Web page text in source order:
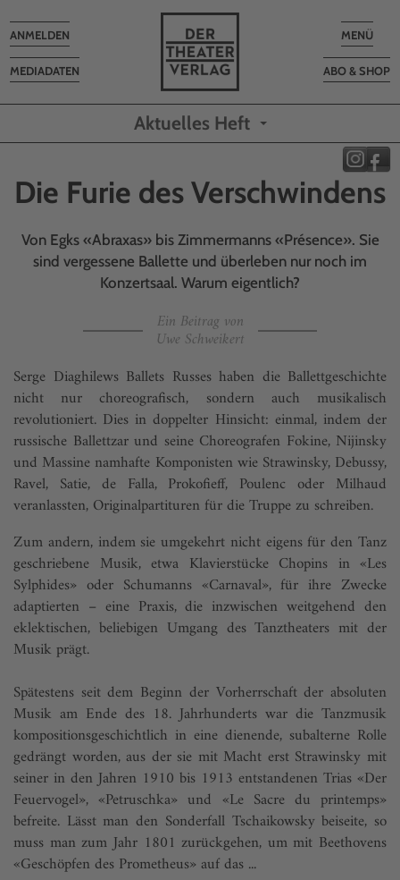
Toggle
MENÜ
ABO & SHOP
MEDIADATEN
Toggle
navigation
ANMELDEN
Aktuelles Heft
Die Furie des Verschwindens
Von Egks «Abraxas» bis Zimmermanns «Présence». Sie
sind vergessene Ballette und überleben nur noch im
Konzertsaal. Warum eigentlich?
Ein Beitrag von
Uwe Schweikert
Serge Diaghilews Ballets Russes haben die Ballettgeschichte
nicht nur choreografisch, sondern auch musikalisch
revolutioniert. Dies in doppelter Hinsicht: einmal, indem der
russische Ballettzar und seine Choreografen Fokine, Nijinsky
und Massine namhafte Komponisten wie Strawinsky, Debussy,
Ravel, Satie, de Falla, Prokofieff, Poulenc oder Milhaud
veranlassten, Originalpartituren für die Truppe zu schreiben.
Zum andern, indem sie umgekehrt nicht eigens für den Tanz
geschriebene Musik, etwa Klavierstücke Chopins in «Les
Sylphides» oder Schumanns «Carnaval», für ihre Zwecke
adaptierten – eine Praxis, die inzwischen weitgehend den
eklektischen, beliebigen Umgang des Tanztheaters mit der
Musik prägt.
Spätestens seit dem Beginn der Vorherrschaft der absoluten
Musik am Ende des 18. Jahrhunderts war die Tanzmusik
kompositionsgeschichtlich in eine dienende, subalterne Rolle
gedrängt worden, aus der sie mit Macht erst Strawinsky mit
seiner in den Jahren 1910 bis 1913 entstandenen Trias «Der
Feuervogel», «Petruschka» und «Le Sacre du printemps»
befreite. Lässt man den Sonderfall Tschaikowsky beiseite, so
muss man zum Jahr 1801 zurückgehen, um mit Beethovens
«Geschöpfen des Prometheus» auf das ...